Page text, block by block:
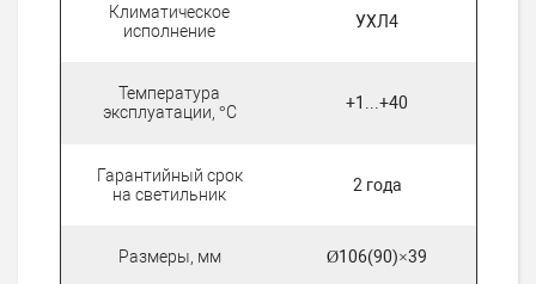
Климатическое
исполнение
УХЛ4
Температура
эксплуатации, °С
+1...+40
Гарантийный срок
на светильник
2 года
Размеры, мм Ø106(90)×39